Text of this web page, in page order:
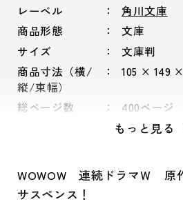
レーベル
角川文庫
商品形態
文庫
サイズ
文庫判
商品寸法（横/
縦/束幅）
105 × 149
総ページ数 400ページ
もっと見る
WOWOW 連続ドラマＷ 原
サスペンス！